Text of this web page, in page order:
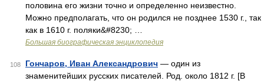
половина его жизни точно и определенно неизвестно.
Можно предполагать, что он родился не позднее 1530 г., так
как в 1610 г. поляки&#8230; …
Большая биографическая энциклопедия
108 Гончаров, Иван Александрович — один из
знаменитейших русских писателей. Род. около 1812 г. [В